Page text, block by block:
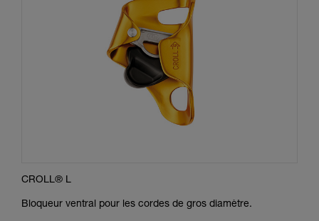
CROLL® L
Bloqueur ventral pour les cordes de gros diamètre.